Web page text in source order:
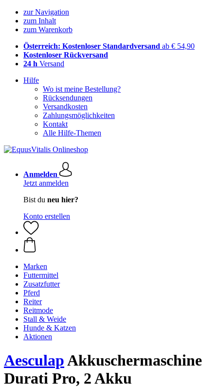
zur Navigation
zum Inhalt
zum Warenkorb
Österreich: Kostenloser Standardversand ab € 54,90
Kostenloser Rückversand
24 h Versand
Hilfe
Wo ist meine Bestellung?
Rücksendungen
Versandkosten
Zahlungsmöglichkeiten
Kontakt
Alle Hilfe-Themen
Anmelden
Jetzt anmelden
Bist du neu hier?
Konto erstellen
Marken
Futtermittel
Zusatzfutter
Pferd
Reiter
Reitmode
Stall & Weide
Hunde & Katzen
Aktionen
AesculapAkkuschermaschine
Durati Pro, 2 Akku